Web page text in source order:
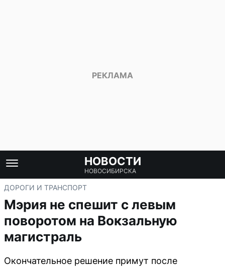
НОВОСТИ
НОВОСИБИРСКА
ДОРОГИ И ТРАНСПОРТ
Мэрия не спешит с левым
поворотом на Вокзальную
магистраль
Окончательное решение примут после